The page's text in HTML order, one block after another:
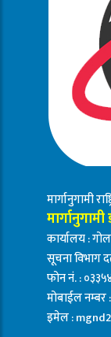
मार्गानुगामी
कार्यालय :
सूचना विभाग
फोन नं. :
मोबाईल
इमेल :